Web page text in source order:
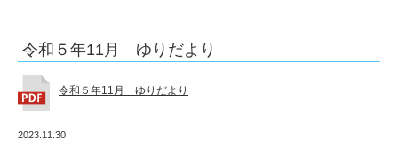
|
り
令和５年11月 ゆりだより
令和５年11月 ゆりだより
2023.11.30